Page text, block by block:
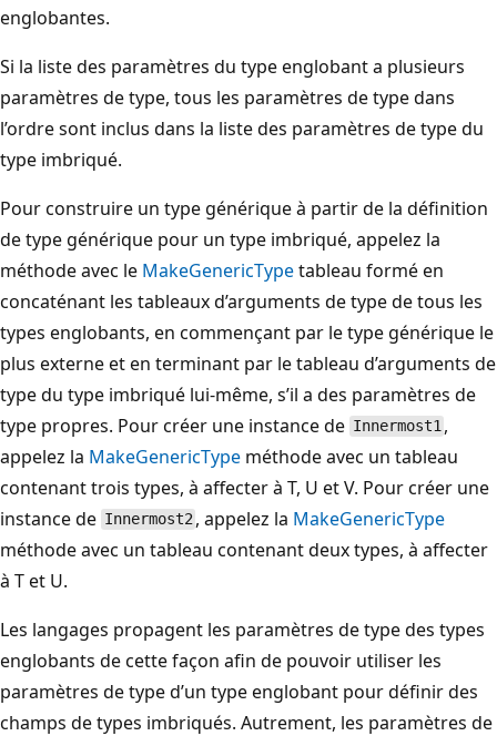
englobantes.
Si la liste des paramètres du type englobant a plusieurs
paramètres de type, tous les paramètres de type dans
l’ordre sont inclus dans la liste des paramètres de type du
type imbriqué.
Pour construire un type générique à partir de la définition
de type générique pour un type imbriqué, appelez la
méthode avec le MakeGenericTypetableau formé en
concaténant les tableaux d’arguments de type de tous les
types englobants, en commençant par le type générique le
plus externe et en terminant par le tableau d’arguments de
type du type imbriqué lui-même, s’il a des paramètres de
type propres. Pour créer une instance de Innermost1 ,
appelez la MakeGenericType méthode avec un tableau
contenant trois types, à affecter à T, U et V. Pour créer une
instance de Innermost2 , appelez la MakeGenericType
méthode avec un tableau contenant deux types, à affecter
à T et U.
Les langages propagent les paramètres de type des types
englobants de cette façon afin de pouvoir utiliser les
paramètres de type d’un type englobant pour définir des
champs de types imbriqués. Autrement, les paramètres de